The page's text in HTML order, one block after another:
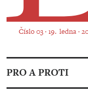
Číslo 03 ‧ 19. ledna ‧
PRO A PROTI